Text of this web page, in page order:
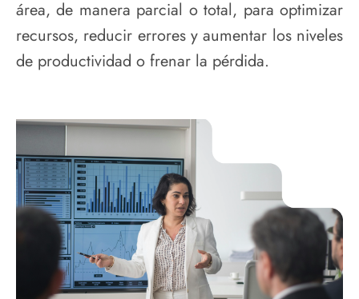
área, de manera parcial o total, para optimizar
recursos, reducir errores y aumentar los niveles
de productividad o frenar la pérdida.